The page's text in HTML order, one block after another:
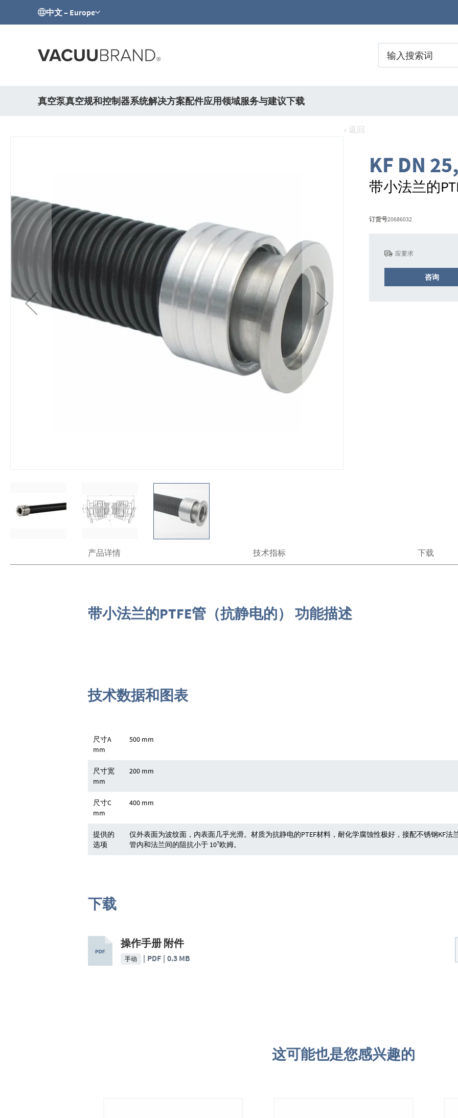
中文 – Europe
真空泵真空规和控制器系统解决方案配件应用领域服务与建议下载
片
库
到
« 返回
KF DN
带小法兰的
订货号20686032
应要求
咨询
产品详情 技术指标 下载
带小法兰的PTFE管（抗静电的） 功能描述
技术数据和图表
尺寸A
mm
500 mm
尺寸宽
mm
200 mm
尺寸C
mm
400 mm
提供的
选项
仅外表面为波纹面，内表面几乎光滑。材质为抗静电的PTEF材料，耐化学腐蚀性极好，接配不锈钢KF法兰
管内和法兰间的阻抗小于 107欧姆。
下载
操作手册 附件
手动 PDF 0.3 MB
这可能也是您感兴趣的